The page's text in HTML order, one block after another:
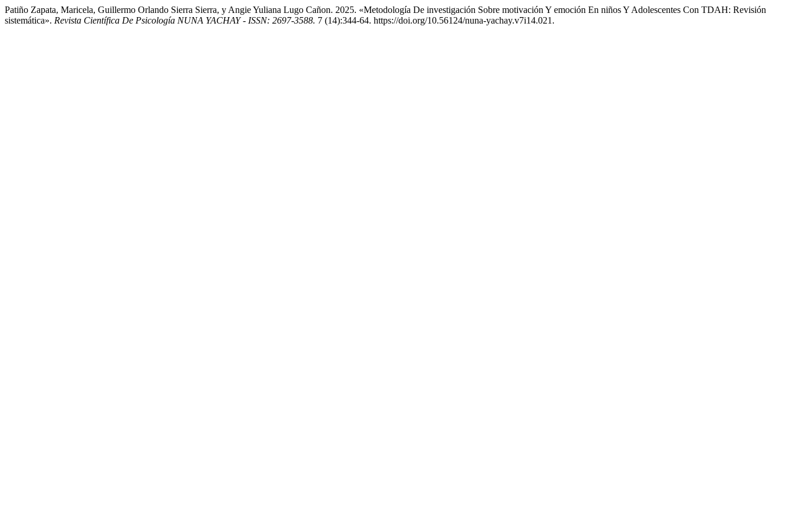
Patiño Zapata, Maricela, Guillermo Orlando Sierra Sierra, y Angie Yuliana Lugo Cañon. 2025. «Metodología De investigación Sobre motivación Y emoción En niños Y Adolescentes Con TDAH: Revisión
sistemática». Revista Científica De Psicología NUNA YACHAY - ISSN: 2697-3588. 7 (14):344-64. https://doi.org/10.56124/nuna-yachay.v7i14.021.